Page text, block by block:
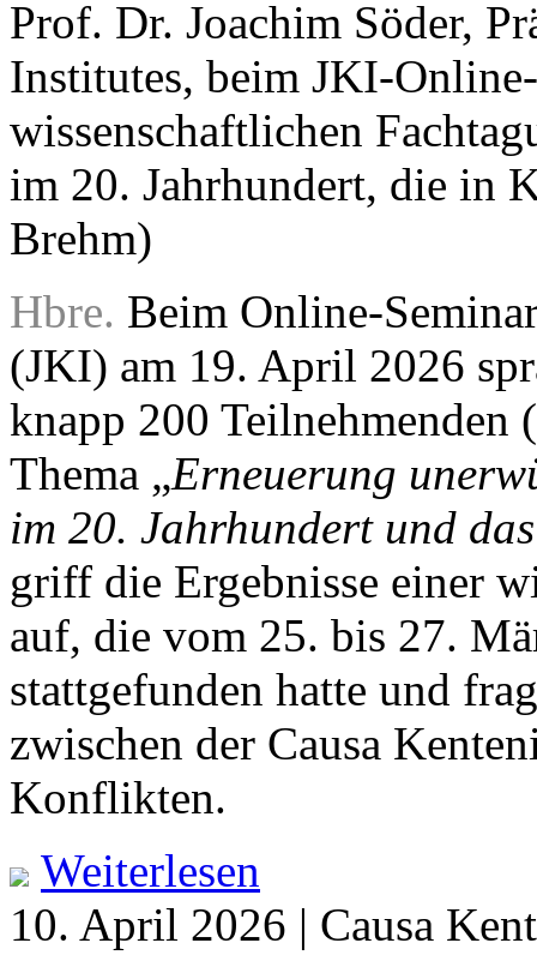
Prof. Dr. Joachim Söder,
Institutes, beim JKI-
wissenschaftlichen
im 20. Jahrhundert, die in
Brehm)
Hbre. Beim Online-
(JKI) am 19. April 2026
knapp 200 Teilnehmenden
Thema „Erneuerung
im 20. Jahrhundert und
griff die Ergebnisse einer
auf, die vom 25. bis 27.
stattgefunden hatte und
zwischen der Causa
Konflikten.
Weiterlesen
10. April 2026 | Causa